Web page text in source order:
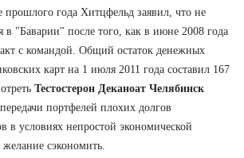
года Хитцфельд заявил, что не
в "Баварии" после того, как в июне 2008 года
с командой. Общий остаток денежных
карт на 1 июля 2011 года составил 167
Тестостерон Деканоат Челябинск
портфелей плохих долгов
в условиях непростой экономической
сэкономить.